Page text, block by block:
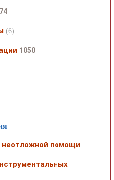
(6)
1050
неотложной помощи